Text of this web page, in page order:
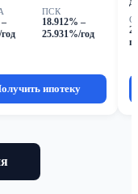
ПСК
18.912% –
25.931%/год
ипотеку